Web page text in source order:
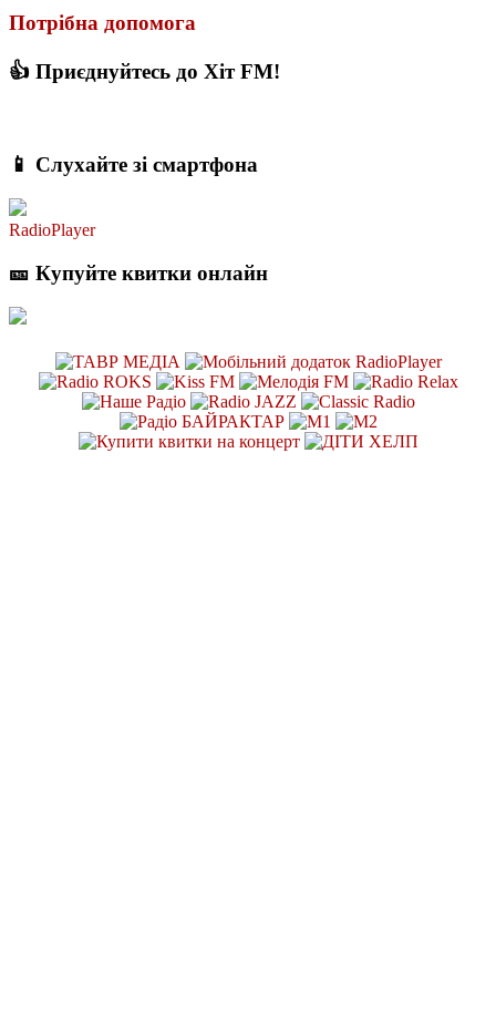
Потрібна допомога
👍 Приєднуйтесь до Хіт FM!
📱 Слухайте зі смартфона
RadioPlayer
🎫 Купуйте квитки онлайн